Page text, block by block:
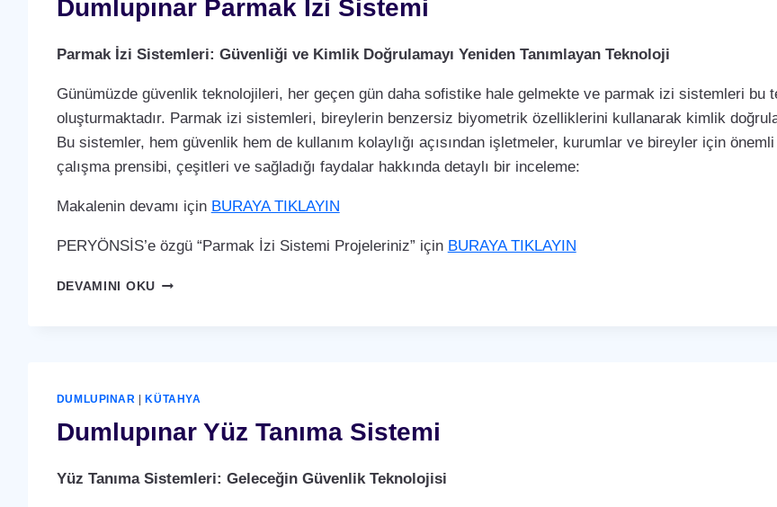
Dumlupınar Parmak İzi Sistemi
Parmak İzi Sistemleri: Güvenliği ve Kimlik Doğrulamayı Yeniden Tanımlayan Teknoloji
Günümüzde güvenlik teknolojileri, her geçen gün daha sofistike hale gelmekte ve parmak izi sistemleri bu
oluşturmaktadır. Parmak izi sistemleri, bireylerin benzersiz biyometrik özelliklerini kullanarak kimlik
Bu sistemler, hem güvenlik hem de kullanım kolaylığı açısından işletmeler, kurumlar ve bireyler için
çalışma prensibi, çeşitleri ve sağladığı faydalar hakkında detaylı bir inceleme:
Makalenin devamı için BURAYA TIKLAYIN
PERYÖNSİS’e özgü “Parmak İzi Sistemi Projeleriniz” için BURAYA TIKLAYIN
DEVAMINI OKUDUMLUPINAR
DUMLUPINAR KÜTAHYA
Dumlupınar Yüz Tanıma Sistemi
Yüz Tanıma Sistemleri: Geleceğin Güvenlik Teknolojisi